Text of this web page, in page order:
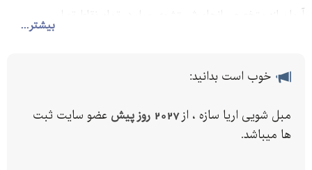
بیشتر...
خوب است بدانید:
مبل شویی اریا سازه ، از2027 روز پیش
عضو سایت ثبت
ها میباشد.